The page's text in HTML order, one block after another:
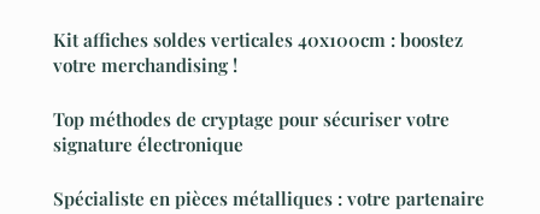
Kit affiches soldes verticales 40x100cm : boostez
votre merchandising !
Top méthodes de cryptage pour sécuriser votre
signature électronique
Spécialiste en pièces métalliques : votre partenaire